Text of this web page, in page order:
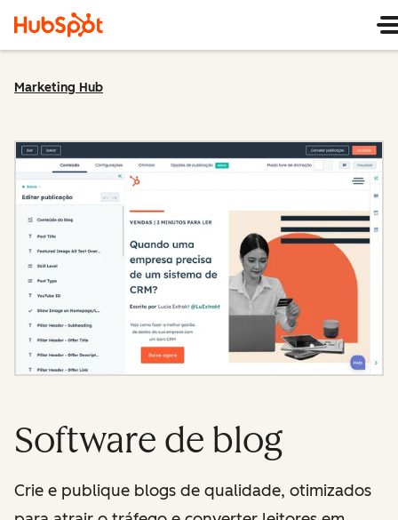
Marketing Hub
Software de blog
Crie e publique blogs de qualidade, otimizados